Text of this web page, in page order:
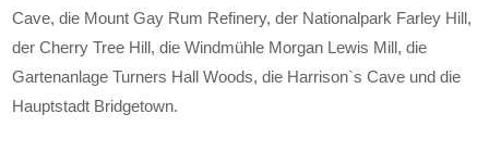
Cave, die Mount Gay Rum Refinery, der Nationalpark Farley Hill,
der Cherry Tree Hill, die Windmühle Morgan Lewis Mill, die
Gartenanlage Turners Hall Woods, die Harrison`s Cave und die
Hauptstadt Bridgetown.